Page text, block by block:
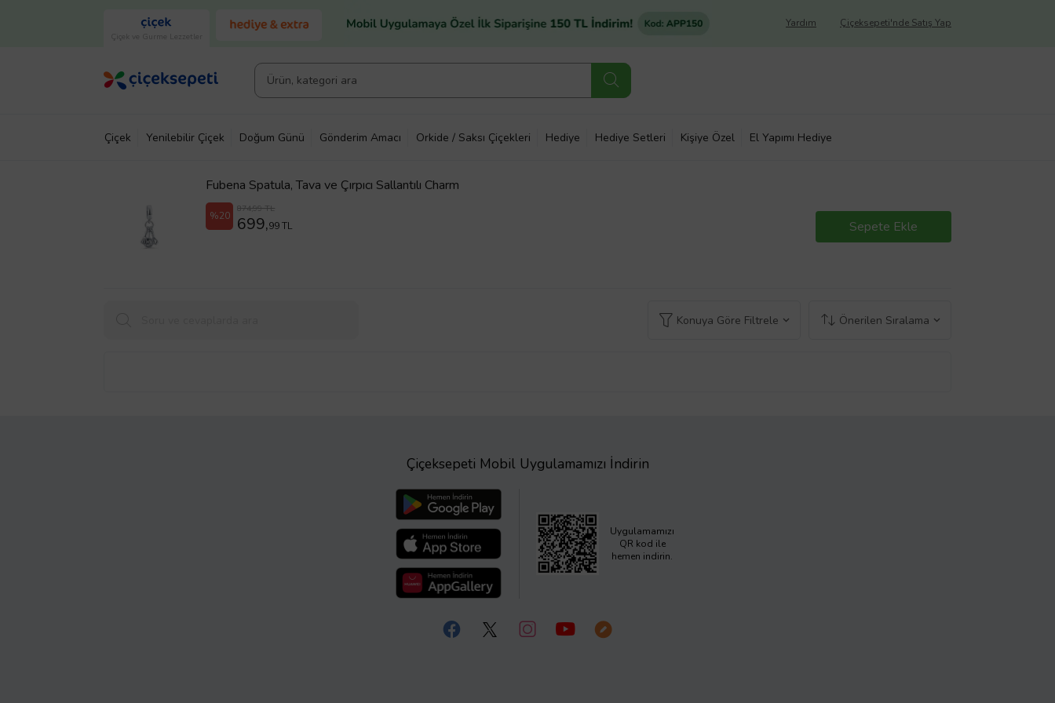
Çiçek ve Gurme Lezzetler
Çiçeksepeti'nde Satış Yap
Yardım
Çiçek Yenilebilir Çiçek Doğum Günü Gönderim Amacı Orkide / Saksı Çiçekleri Hediye Hediye Setleri Kişiye Özel El Yapımı Hediye
Fubena Spatula, Tava ve Çırpıcı Sallantılı Charm
%20
874,99 TL
699,99 TL Sepete Ekle
Konuya Göre Filtrele Önerilen Sıralama
Çiçeksepeti Mobil Uygulamamızı İndirin
Uygulamamızı
QR kod ile
hemen indirin.